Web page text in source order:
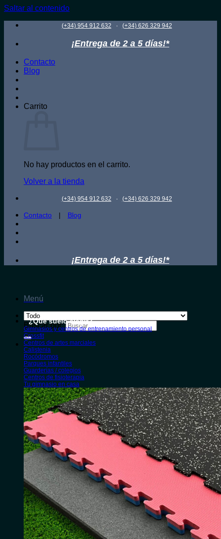
Saltar al contenido
(+34) 954 912 632 · (+34) 626 329 942
¡Entrega de 2 a 5 días!*
Contacto
Blog
Carrito
No hay productos en el carrito.
Volver a la tienda
(+34) 954 912 632 · (+34) 626 329 942
Contacto | Blog
¡Entrega de 2 a 5 días!*
Menú
Buscar por:
¿Qué suelo elegir?
Gimnasios y centros de entrenamiento personal
Crossfit
Centros de artes marciales
Calistenia
Rocódromos
Parques infantiles
Guarderías / colegios
Centros de fisioterapia
Tu gimnasio en casa